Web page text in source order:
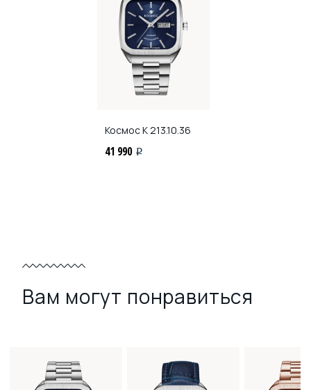
КосмосK 213.10.36
41 990 i
Вам могут понравиться